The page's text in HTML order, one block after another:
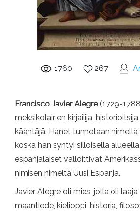
1760 267
Francisco Javier Alegre (1729-
meksikolainen kirjailija,
kääntäjä. Hänet tunnetaan
koska hän syntyi silloisella
espanjalaiset valloittivat
nimisen nimeltä Uusi Espanja.
Javier Alegre oli mies, jolla oli
maantiede, kielioppi, historia,